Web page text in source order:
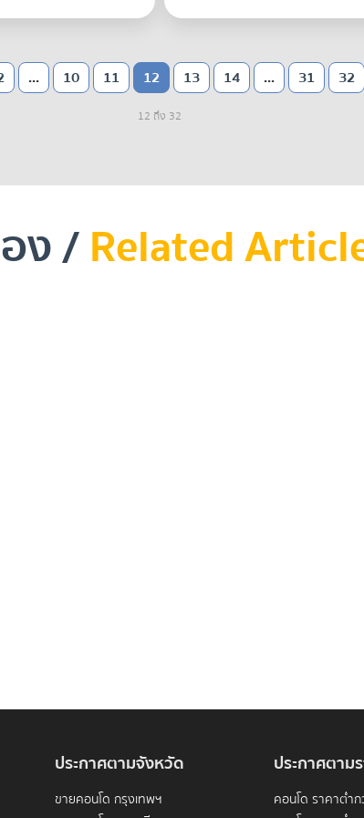
... 10 11 12 13 14 ... 31 32
12 ถึง 32
ง /Related
ประกาศตามจังหวัด
ขายคอนโด กรุงเทพฯ
ประกาศตาม
คอนโด ราคาต่ำ